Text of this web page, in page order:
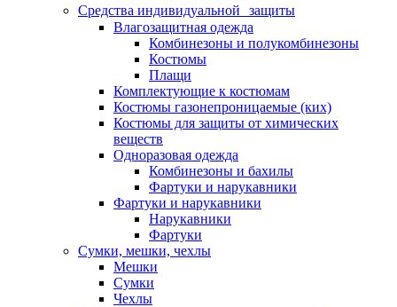
Средства индивидуальной защиты
Влагозащитная одежда
Комбинезоны и полукомбинезоны
Костюмы
Плащи
Комплектующие к костюмам
Костюмы газонепроницаемые (ких)
Костюмы для защиты от химических
веществ
Одноразовая одежда
Комбинезоны и бахилы
Фартуки и нарукавники
Фартуки и нарукавники
Нарукавники
Фартуки
Сумки, мешки, чехлы
Мешки
Сумки
Чехлы